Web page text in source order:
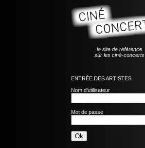
le site de référence
sur les ciné-concerts
ENTRÉE DES ARTISTES
Nom d'utilisateur
Mot de passe